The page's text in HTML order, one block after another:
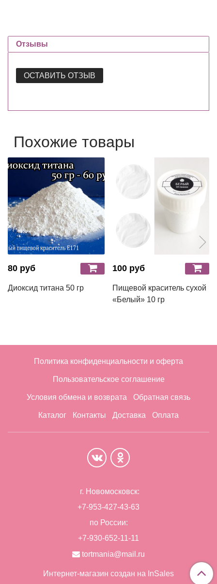
Отзывы
ОСТАВИТЬ ОТЗЫВ
Похожие товары
80 руб
Диоксид титана 50 гр
100 руб
Пищевой краситель сухой
«Белый» 10 гр
Политика конфиденциальности и оферта
Пользовательское соглашение
Условия обмена и возврата Обратная связь
Каталог Контакты Доставка Оплата
г. Новомосковск:
+7-953-427-43-63
по России:
+7-930-652-11-11
tortmania@mail.ru
Интернет-магазин создан на InSales